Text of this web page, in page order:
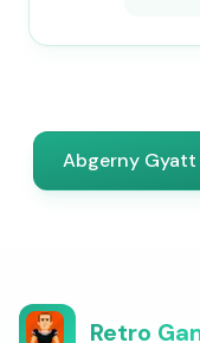
Abgerny Gyatt
Retro